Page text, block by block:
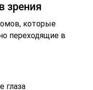
зрения
которые
переходящие в
глаза